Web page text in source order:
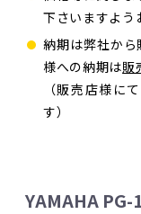
下さいますよう
納期は弊社か
様への納期は販
（販売店様に
す）
YAMAHA PG-